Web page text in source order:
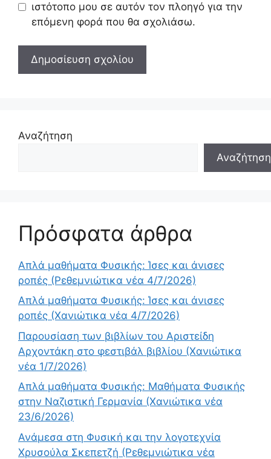
ιστότοπο μου σε αυτόν τον πλοηγό για την
επόμενη φορά που θα σχολιάσω.
Αναζήτηση
Αναζήτηση
Πρόσφατα άρθρα
Απλά μαθήματα Φυσικής: Ίσες και άνισες
ροπές (Ρεθεμνιώτικα νέα 4/7/2026)
Απλά μαθήματα Φυσικής: Ίσες και άνισες
ροπές (Χανιώτικα νέα 4/7/2026)
Παρουσίαση των βιβλίων του Αριστείδη
Αρχοντάκη στο φεστιβάλ βιβλίου (Χανιώτικα
νέα 1/7/2026)
Απλά μαθήματα Φυσικής: Μαθήματα Φυσικής
στην Ναζιστική Γερμανία (Χανιώτικα νέα
23/6/2026)
Ανάμεσα στη Φυσική και την λογοτεχνία
Χρυσούλα Σκεπετζή (Ρεθεμνιώτικα νέα